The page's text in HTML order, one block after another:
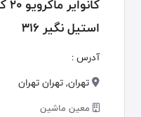
استیل نگیر 316
آدرس :
تهران, تهران تهران
معین ماشین